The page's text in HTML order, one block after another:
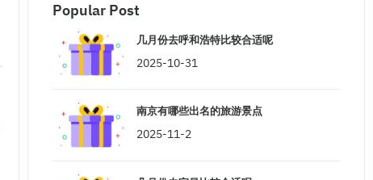
Popular Post
几月份去呼和浩特比较合适呢
2025-10-31
南京有哪些出名的旅游景点
2025-11-2